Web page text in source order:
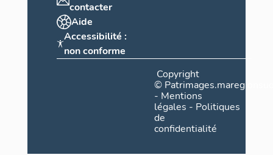
contacter
Aide
Accessibilité :
non conforme
Copyright
©
- Mentions
légales - Politiques
de
confidentialité